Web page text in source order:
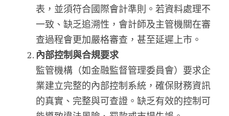
表，並須符合國際會計準則。若資料處理不
一致、缺乏追溯性，會計師及主管機關在審
查過程會更加嚴格審查，甚至延遲上市。
內部控制與合規要求
監管機構（如金融監督管理委員會）要求企
業建立完整的內部控制系統，確保財務資訊
的真實、完整與可查證。缺乏有效的控制可